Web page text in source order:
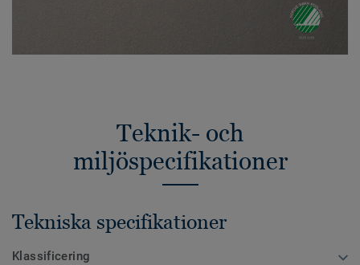
Teknik- och
miljöspecifikationer
Tekniska specifikationer
Klassificering